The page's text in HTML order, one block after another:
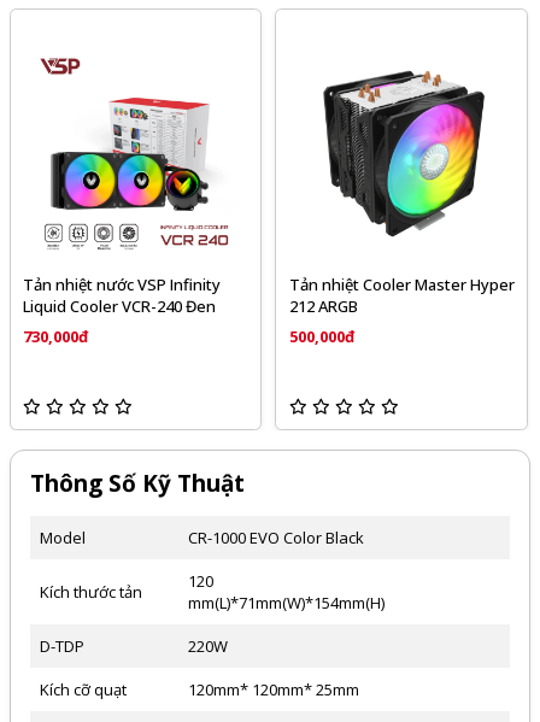
Đen
Tản nhiệt Cooler Master Hyper
212 ARGB
Tản nhiệt khí ID-
Thông Số Kỹ Thuật
Model CR-1000 EVO Color Black
Kích thước tản
120
mm(L)*71mm(W)*154mm(H)
D-TDP
220W
Kích cỡ quạt
120mm* 120mm* 25mm